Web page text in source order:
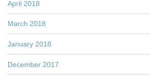
April 2018
March 2018
January 2018
December 2017